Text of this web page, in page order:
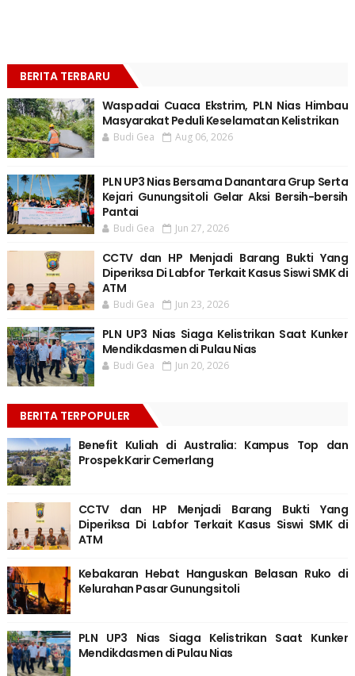
BERITA TERBARU
Waspadai Cuaca Ekstrim, PLN Nias Himbau
Masyarakat Peduli Keselamatan Kelistrikan
Budi Gea Aug 06, 2026
PLN UP3 Nias Bersama Danantara Grup Serta
Kejari Gunungsitoli Gelar Aksi Bersih-bersih
Pantai
Budi Gea Jun 27, 2026
CCTV dan HP Menjadi Barang Bukti Yang
Diperiksa Di Labfor Terkait Kasus Siswi SMK di
ATM
Budi Gea Jun 23, 2026
PLN UP3 Nias Siaga Kelistrikan Saat Kunker
Mendikdasmen di Pulau Nias
Budi Gea Jun 20, 2026
BERITA TERPOPULER
Benefit Kuliah di Australia: Kampus Top dan
Prospek Karir Cemerlang
CCTV dan HP Menjadi Barang Bukti Yang
Diperiksa Di Labfor Terkait Kasus Siswi SMK di
ATM
Kebakaran Hebat Hanguskan Belasan Ruko di
Kelurahan Pasar Gunungsitoli
PLN UP3 Nias Siaga Kelistrikan Saat Kunker
Mendikdasmen di Pulau Nias